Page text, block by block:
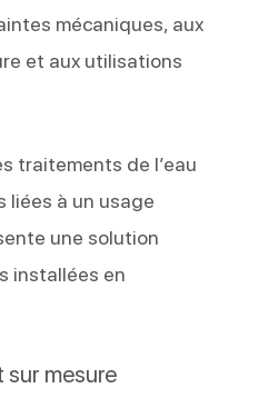
mécaniques, aux
et aux utilisations
traitements de l’eau
liées à un usage
une solution
installées en
sur mesure